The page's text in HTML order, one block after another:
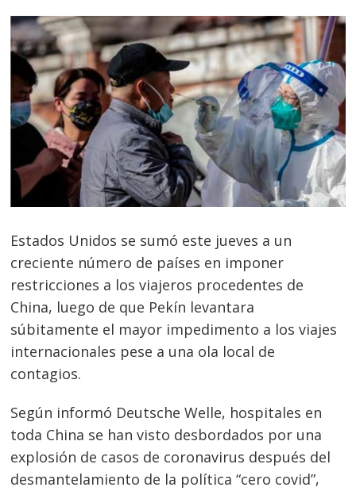
Estados Unidos se sumó este jueves a un
creciente número de países en imponer
restricciones a los viajeros procedentes de
China, luego de que Pekín levantara
súbitamente el mayor impedimento a los viajes
internacionales pese a una ola local de
contagios.
Según informó Deutsche Welle, hospitales en
toda China se han visto desbordados por una
explosión de casos de coronavirus después del
desmantelamiento de la política “cero covid”,